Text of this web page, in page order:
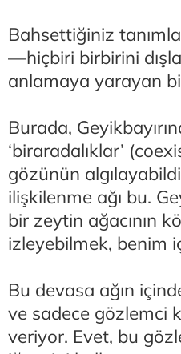
Bahsettiğiniz
—hiçbiri birbirini
anlamaya yarayan
Burada,
‘biraradalıklar’
gözünün
ilişkilenme ağı bu.
bir zeytin ağacının
izleyebilmek, benim
Bu devasa ağın
ve sadece gözlemci
veriyor. Evet, bu